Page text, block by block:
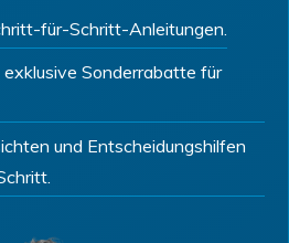
für-Schritt-Anleitungen.
Sonderrabatte für
und Entscheidungshilfen